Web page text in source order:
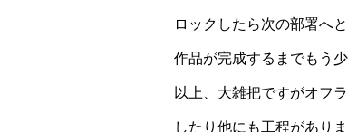
ロックしたら次の部署へ
作品が完成するまでもう少
以上、大雑把ですがオフ
したり他にも工程がありま